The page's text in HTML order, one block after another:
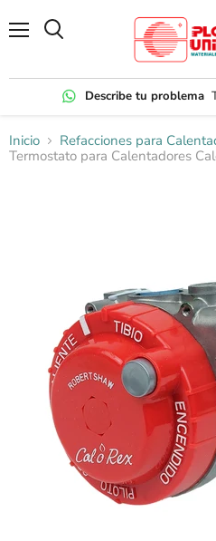
Describe tu problema
Inicio
Refacciones para
Termostato para Calentadores